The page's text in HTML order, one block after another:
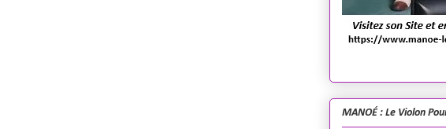
MANOÉ : Le Violon